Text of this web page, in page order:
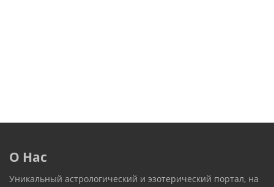
О Нас
Уникальный астрологический и эзотерический портал, на